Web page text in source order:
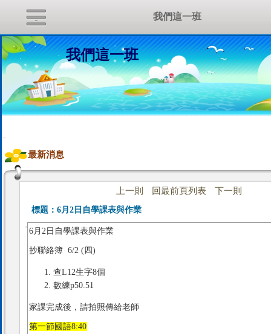
我們這一班
:::
最新消息
上一則 回最前頁列表 下一則
標題：6月2日自學課表與作業
6月2日自學課表與作業
抄聯絡簿 6/2 (四)
查L12生字8個
數練p50.51
家課完成後，請拍照傳給老師
第一節國語8:40
我們這一班